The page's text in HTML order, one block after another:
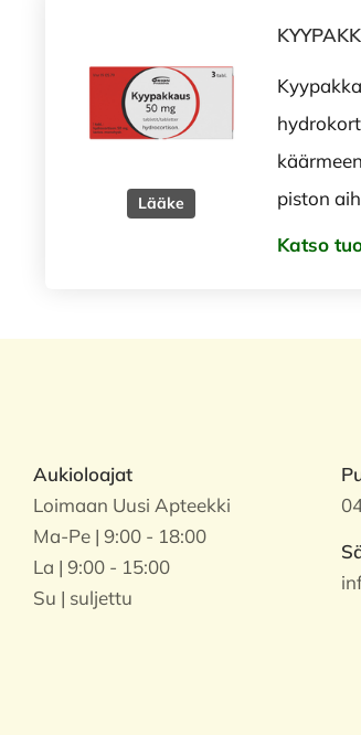
Lääke
piston
Katso
Aukioloajat
Loimaan Uusi Apteekki
Ma-Pe | 9:00 - 18:00
La | 9:00 - 15:00
Su | suljettu